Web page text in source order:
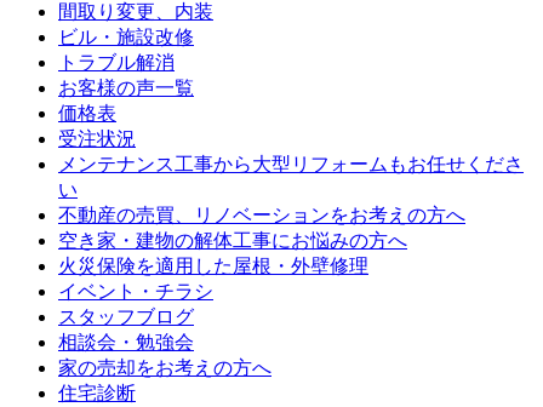
間取り変更、内装
ビル・施設改修
トラブル解消
お客様の声一覧
価格表
受注状況
メンテナンス工事から大型リフォームもお任せくださ
い
不動産の売買、リノベーションをお考えの方へ
空き家・建物の解体工事にお悩みの方へ
火災保険を適用した屋根・外壁修理
イベント・チラシ
スタッフブログ
相談会・勉強会
家の売却をお考えの方へ
住宅診断